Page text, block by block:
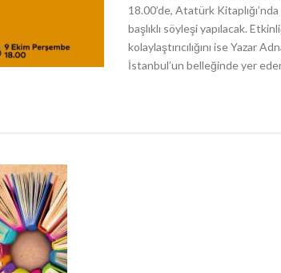
18.00’de, Atatürk
başlıklı söyleşi yapılacak.
kolaylaştırıcılığını ise Yazar
İstanbul’un belleğinde yer